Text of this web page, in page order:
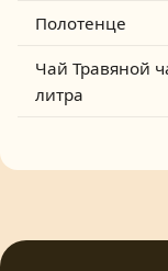
Полотенце
Чай Травяной
литра